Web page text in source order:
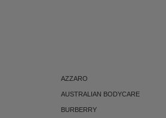
AZZARO
AUSTRALIAN BODYCARE
BURBERRY